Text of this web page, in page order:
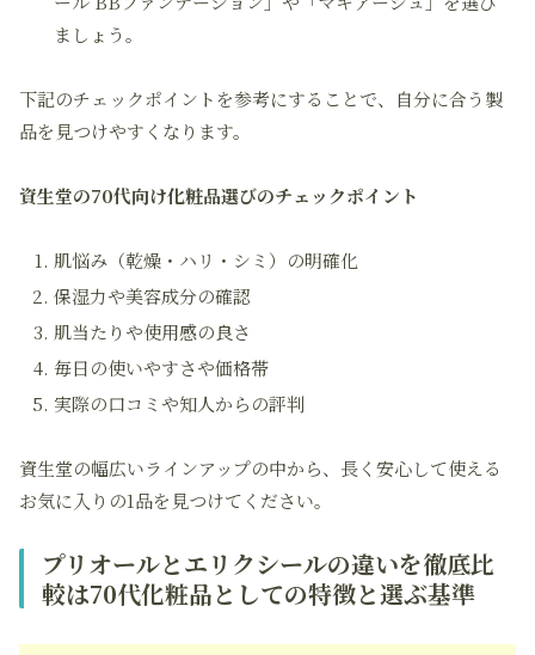
ましょう。
下記のチェックポイントを参考にすることで、自分に合う製
品を見つけやすくなります。
資生堂の70代向け化粧品選びのチェックポイント
肌悩み（乾燥・ハリ・シミ）の明確化
保湿力や美容成分の確認
肌当たりや使用感の良さ
毎日の使いやすさや価格帯
実際の口コミや知人からの評判
資生堂の幅広いラインアップの中から、長く安心して使える
お気に入りの1品を見つけてください。
プリオールとエリクシールの違いを徹底比
較は70代化粧品としての特徴と選ぶ基準